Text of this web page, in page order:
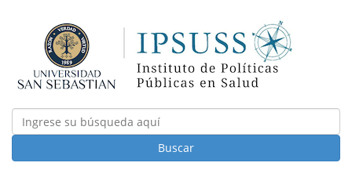
Buscar